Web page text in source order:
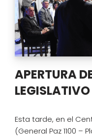
APERTURA
Esta tarde, en el
(General Paz 1100 –